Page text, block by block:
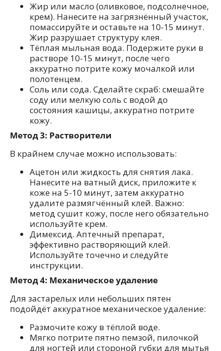
Жир или масло (оливковое, подсолнечное,
крем). Нанесите на загрязнённый участок,
помассируйте и оставьте на 10-15 минут.
Жир разрушает структуру клея.
Тёплая мыльная вода. Подержите руки в
растворе 10-15 минут, после чего
аккуратно потрите кожу мочалкой или
полотенцем.
Соль или сода. Сделайте скраб: смешайте
соду или мелкую соль с водой до
состояния кашицы, аккуратно потрите
кожу.
Метод 3: Растворители
В крайнем случае можно использовать:
Ацетон или жидкость для снятия лака.
Нанесите на ватный диск, приложите к
коже на 5-10 минут, затем аккуратно
удалите размягчённый клей. Важно:
метод сушит кожу, после него обязательно
используйте крем.
Димексид. Аптечный препарат,
эффективно растворяющий клей.
Используйте точечно и следуйте
инструкции.
Метод 4: Механическое удаление
Для застарелых или небольших пятен
подойдёт аккуратное механическое удаление:
Размочите кожу в тёплой воде.
Мягко потрите пятно пемзой, пилочкой
для ногтей или стороной губки для мытья